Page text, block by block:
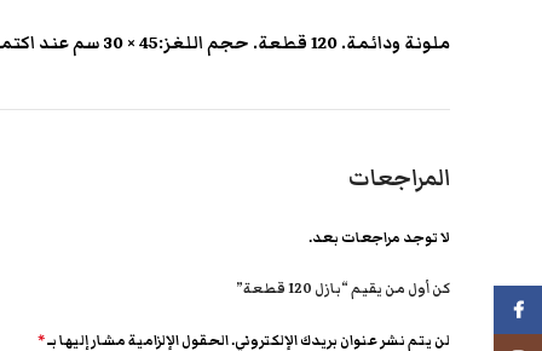
ملونة ودائمة. 120 قطعة. حجم اللغز:45 × 30 سم عند اكتماله.
المراجعات
لا توجد مراجعات بعد.
كن أول من يقيم “بازل 120 قطعة”
لن يتم نشر عنوان بريدك الإلكتروني.الحقول الإلزامية مشار إليها بـ*